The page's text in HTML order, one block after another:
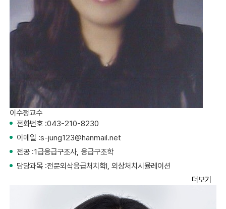
이수정교수
전화번호 :043-210-8230
이메일 :s-jung123@hanmail.net
전공 :1급응급구조사, 응급구조학
담당과목 :전문외삭응급처치학I, 외상처치시뮬레이션
더보기